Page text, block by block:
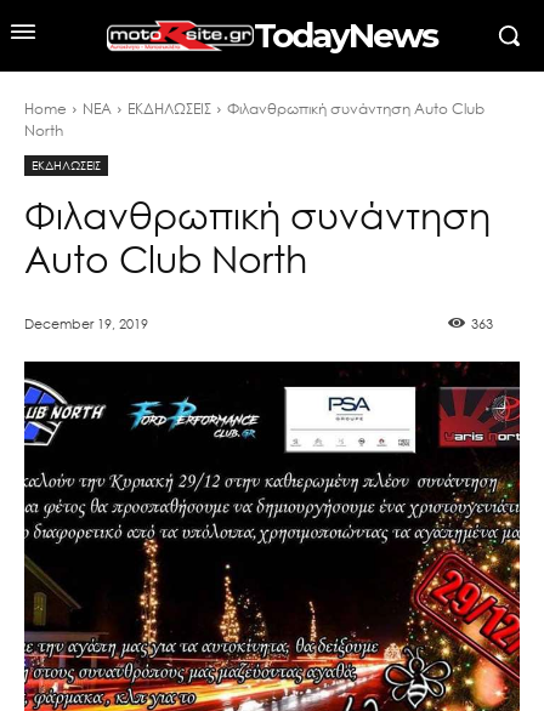
TodayNews
Home ΝΕΑ ΕΚΔΗΛΩΣΕΙΣ
Φιλανθρωπική συνάντηση Auto Club
North
ΕΚΔΗΛΩΣΕΙΣ
Φιλανθρωπική συνάντηση
Auto Club North
December 19, 2019 363